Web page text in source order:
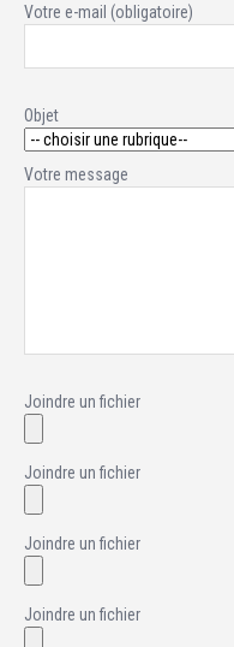
Votre e-mail (obligatoire)
Objet
Votre message
Joindre un fichier
Joindre un fichier
Joindre un fichier
Joindre un fichier